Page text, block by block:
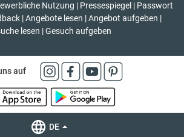
Nutzung | Pressespiegel | Passwort
| Angebote lesen | Angebot aufgeben |
lesen | Gesuch aufgeben
auf
DE